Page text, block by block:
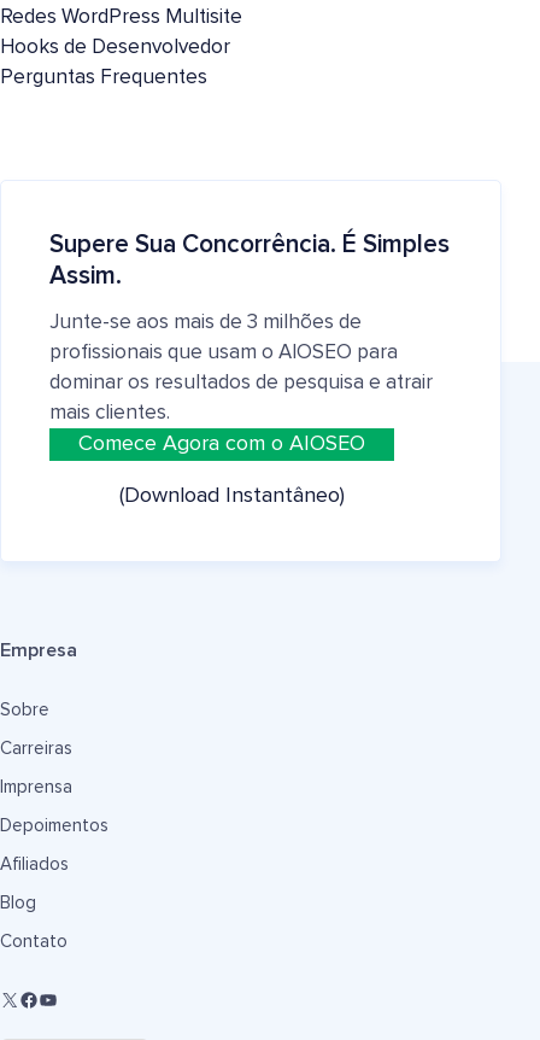
Redes WordPress Multisite
Hooks de Desenvolvedor
Perguntas Frequentes
Supere Sua Concorrência. É Simples
Assim.
Junte-se aos mais de 3 milhões de
profissionais que usam o AIOSEO para
dominar os resultados de pesquisa e atrair
mais clientes.
Comece Agora com o AIOSEO
(Download Instantâneo)
Empresa
Sobre
Carreiras
Imprensa
Depoimentos
Afiliados
Blog
Contato